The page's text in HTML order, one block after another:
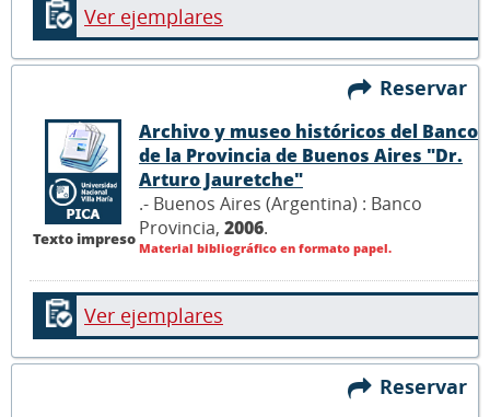
Ver ejemplares
Reservar
Texto impreso
Archivo y museo históricos del Banco
de la Provincia de Buenos Aires "Dr.
Arturo Jauretche"
.- Buenos Aires (Argentina) : Banco
Provincia, 2006.
Material bibliográfico en formato papel.
Ver ejemplares
Reservar